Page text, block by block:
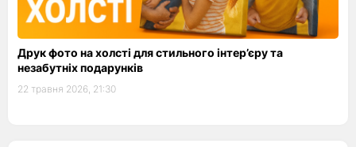
Друк фото на холсті для стильного інтер’єру та
незабутніх подарунків
22 травня 2026, 21:30